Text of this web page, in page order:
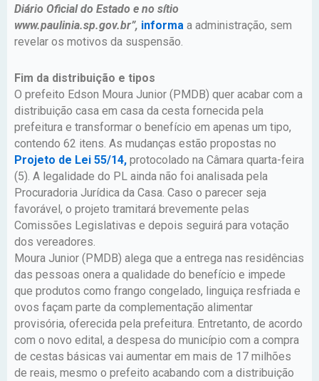
Diário Oficial do Estado e no sítio
www.paulinia.sp.gov.br”, informa a administração, sem
revelar os motivos da suspensão.
Fim da distribuição e tipos
O prefeito Edson Moura Junior (PMDB) quer acabar com a
distribuição casa em casa da cesta fornecida pela
prefeitura e transformar o benefício em apenas um tipo,
contendo 62 itens. As mudanças estão propostas no
Projeto de Lei 55/14, protocolado na Câmara quarta-feira
(5). A legalidade do PL ainda não foi analisada pela
Procuradoria Jurídica da Casa. Caso o parecer seja
favorável, o projeto tramitará brevemente pelas
Comissões Legislativas e depois seguirá para votação
dos vereadores.
Moura Junior (PMDB) alega que a entrega nas residências
das pessoas onera a qualidade do benefício e impede
que produtos como frango congelado, linguiça resfriada e
ovos façam parte da complementação alimentar
provisória, oferecida pela prefeitura. Entretanto, de acordo
com o novo edital, a despesa do município com a compra
de cestas básicas vai aumentar em mais de 17 milhões
de reais, mesmo o prefeito acabando com a distribuição